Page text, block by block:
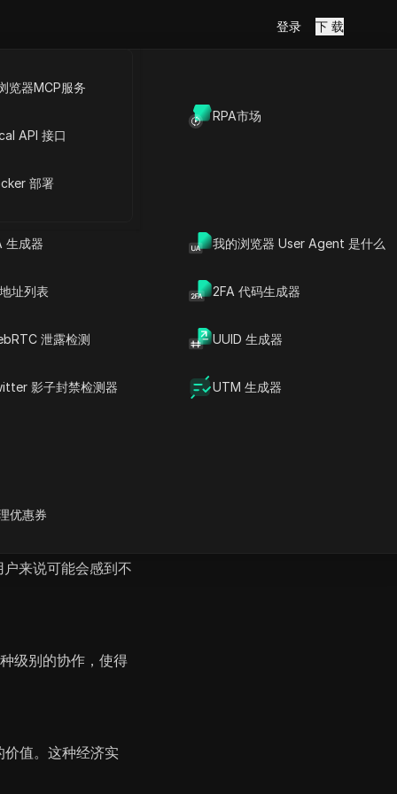
RPA市场
生成器 我的浏览器 User Agent 是什么
址列表 2FA 代码生成器
泄露检测 UUID 生成器
影子封禁检测器 UTM 生成器
优惠券
览器MCP服务
API 接口
部署
登录 下 载
用户的理想选择。
不同，DICloak的
动化功能可能较为
来说可能会感到不
级别的协作，使得
值。这种经济实
为什么 DICloak 防检测浏
览器是最佳的 Identory
DICloak vs. Identory 回
顾